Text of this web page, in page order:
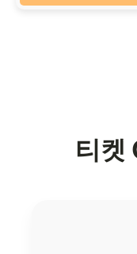
티켓